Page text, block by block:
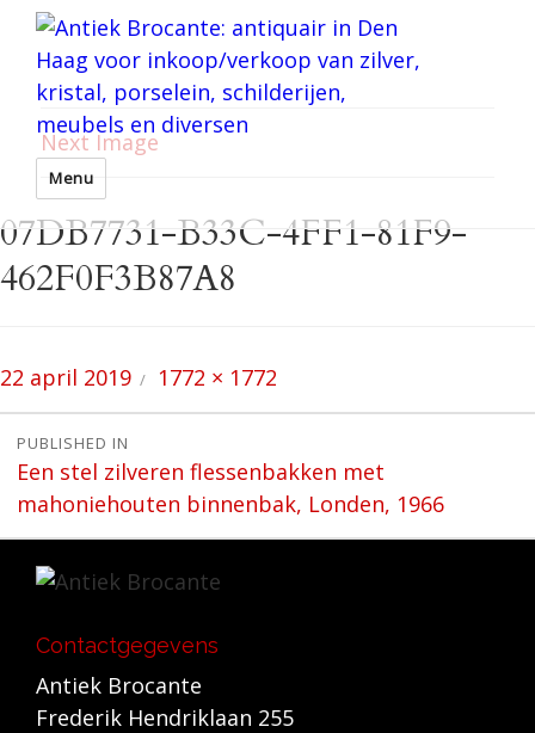
Menu
Next Image
07DB7731-B33C-4FF1-81F9-
462F0F3B87A8
Posted
22 april 2019
Full
1772 × 1772
Bericht
navigatie
PUBLISHED IN
Een stel zilveren flessenbakken met
mahoniehouten binnenbak, Londen, 1966
Contactgegevens
Antiek Brocante
Frederik Hendriklaan 255